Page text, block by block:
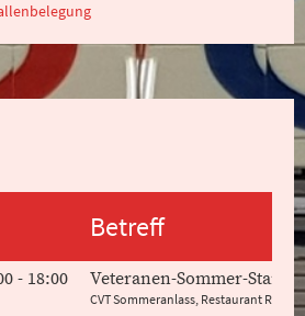
Betreff
- 18:00 Veteranen-Sommer-Stamm
CVT Sommeranlass, Restaurant Rössli,